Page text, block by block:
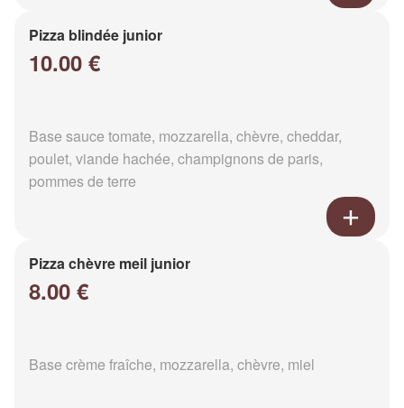
Pizza blindée junior
10.00 €
Base sauce tomate, mozzarella, chèvre, cheddar,
poulet, viande hachée, champignons de paris,
pommes de terre
Pizza chèvre meil junior
8.00 €
Base crème fraîche, mozzarella, chèvre, miel